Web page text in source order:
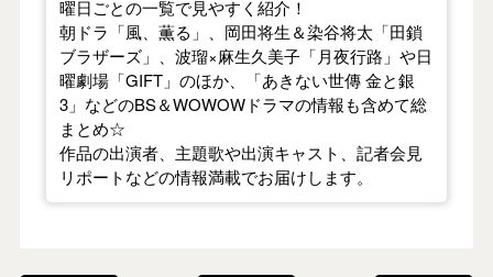
曜日ごとの一覧で見やすく紹介！
朝ドラ「風、薫る」、岡田将生＆染谷将太「田鎖
ブラザーズ」、波瑠×麻生久美子「月夜行路」や日
曜劇場「GIFT」のほか、「あきない世傳 金と銀
3」などのBS＆WOWOWドラマの情報も含めて総
まとめ☆
作品の出演者、主題歌や出演キャスト、記者会見
リポートなどの情報満載でお届けします。